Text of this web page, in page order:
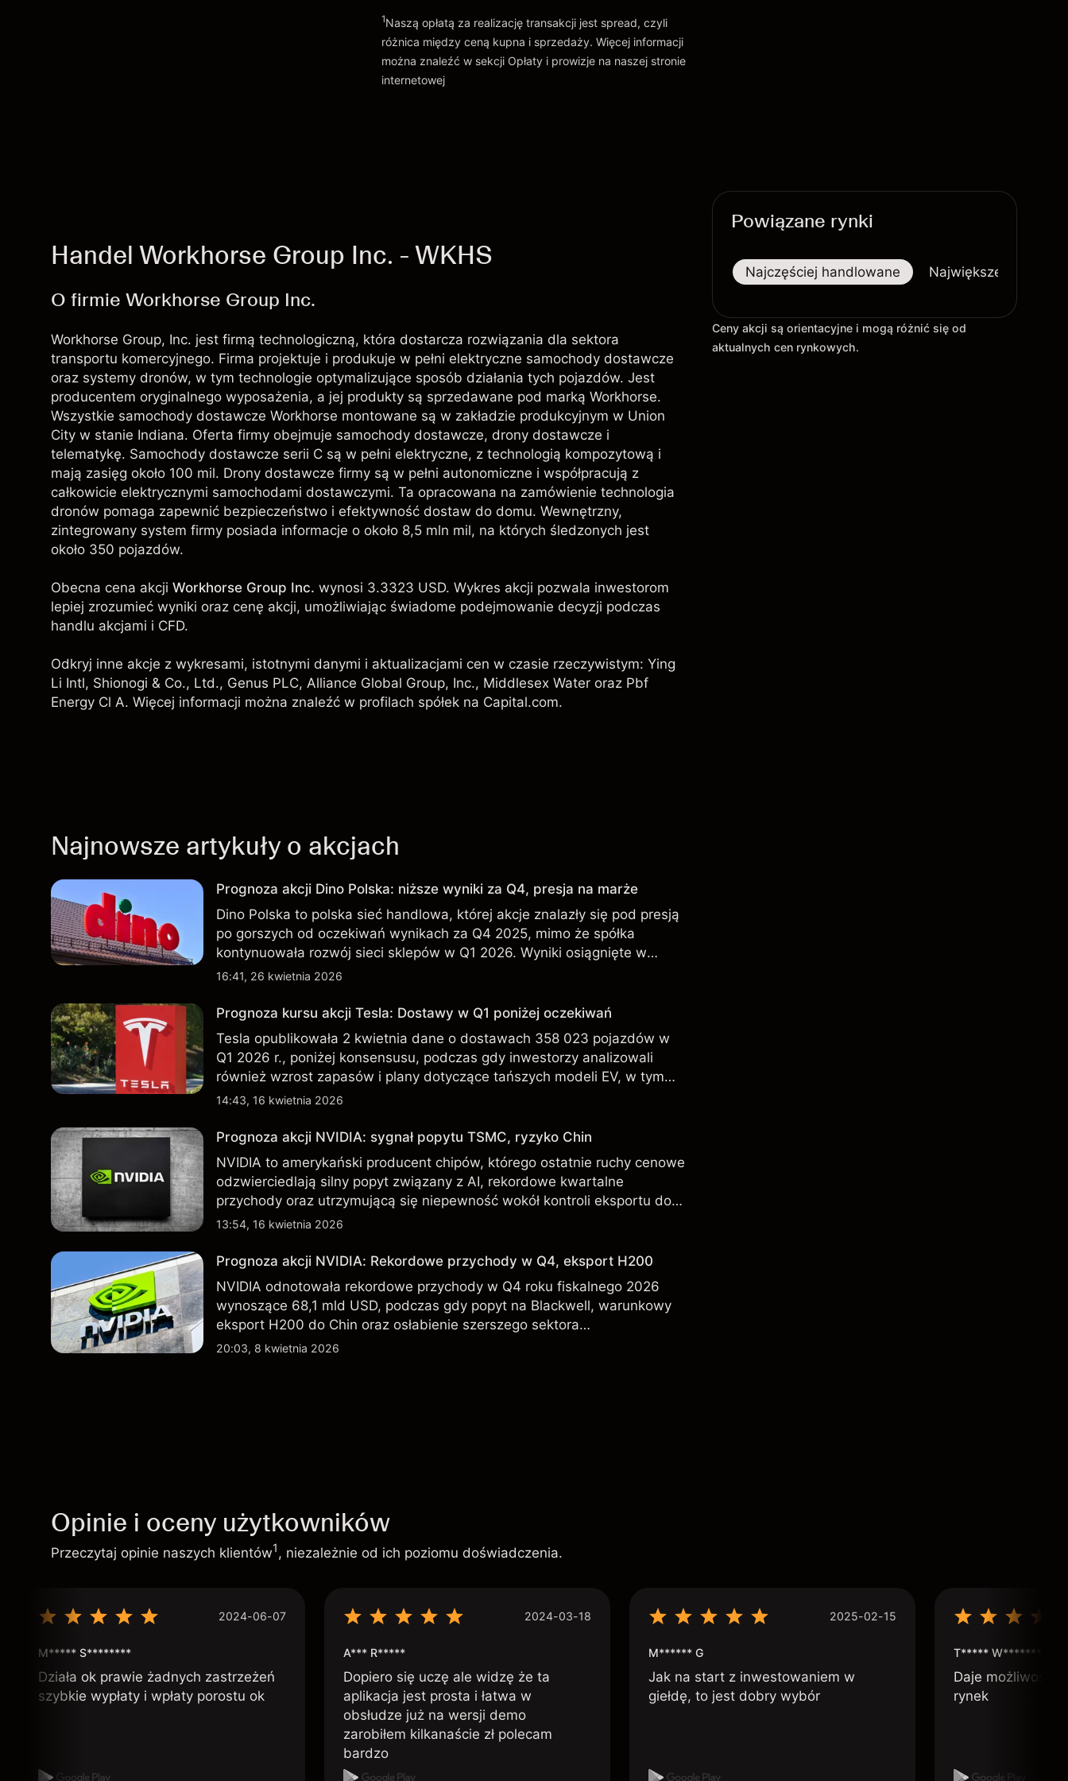
Opłaty i Prowizje
1Naszą opłatą za realizację transakcji jest spread, czyli
różnica między ceną kupna i sprzedaży. Więcej informacji
można znaleźć w sekcji Opłaty i prowizje na naszej stronie
internetowej
Handel Workhorse Group Inc. - WKHS
O firmie Workhorse Group Inc.
Workhorse Group, Inc. jest firmą technologiczną, która dostarcza rozwiązania dla sektora
transportu komercyjnego. Firma projektuje i produkuje w pełni elektryczne samochody dostawcze
oraz systemy dronów, w tym technologie optymalizujące sposób działania tych pojazdów. Jest
producentem oryginalnego wyposażenia, a jej produkty są sprzedawane pod marką Workhorse.
Wszystkie samochody dostawcze Workhorse montowane są w zakładzie produkcyjnym w Union
City w stanie Indiana. Oferta firmy obejmuje samochody dostawcze, drony dostawcze i
telematykę. Samochody dostawcze serii C są w pełni elektryczne, z technologią kompozytową i
mają zasięg około 100 mil. Drony dostawcze firmy są w pełni autonomiczne i współpracują z
całkowicie elektrycznymi samochodami dostawczymi. Ta opracowana na zamówienie technologia
dronów pomaga zapewnić bezpieczeństwo i efektywność dostaw do domu. Wewnętrzny,
zintegrowany system firmy posiada informacje o około 8,5 mln mil, na których śledzonych jest
około 350 pojazdów.
Obecna cena akcji Workhorse Group Inc. wynosi 3.3323 USD. Wykres akcji pozwala inwestorom
lepiej zrozumieć wyniki oraz cenę akcji, umożliwiając świadome podejmowanie decyzji podczas
handlu akcjami i CFD.
Odkryj inne akcje z wykresami, istotnymi danymi i aktualizacjami cen w czasie rzeczywistym: Ying
Li Intl, Shionogi & Co., Ltd., Genus PLC, Alliance Global Group, Inc., Middlesex Water oraz Pbf
Energy Cl A. Więcej informacji można znaleźć w profilach spółek na Capital.com.
Najnowsze artykuły o akcjach
Prognoza akcji Dino Polska: niższe wyniki za Q4, presja na marże
Dino Polska to polska sieć handlowa, której akcje znalazły się pod presją
po gorszych od oczekiwań wynikach za Q4 2025, mimo że spółka
kontynuowała rozwój sieci sklepów w Q1 2026. Wyniki osiągnięte w
przeszłości nie są wiarygodnym wskaźnikiem przyszłych rezultatów.
16:41, 26 kwietnia 2026
Prognoza kursu akcji Tesla: Dostawy w Q1 poniżej oczekiwań
Tesla opublikowała 2 kwietnia dane o dostawach 358 023 pojazdów w
Q1 2026 r., poniżej konsensusu, podczas gdy inwestorzy analizowali
również wzrost zapasów i plany dotyczące tańszych modeli EV, w tym
nowego SUV-a. Wyniki osiągnięte w przeszłości nie są wiarygodnym
14:43, 16 kwietnia 2026
Prognoza akcji NVIDIA: sygnał popytu TSMC, ryzyko Chin
NVIDIA to amerykański producent chipów, którego ostatnie ruchy cenowe
odzwierciedlają silny popyt związany z AI, rekordowe kwartalne
przychody oraz utrzymującą się niepewność wokół kontroli eksportu do
Chin. Poznaj cele NVDA od zewnętrznych analityków.
13:54, 16 kwietnia 2026
Prognoza akcji NVIDIA: Rekordowe przychody w Q4, eksport H200
NVIDIA odnotowała rekordowe przychody w Q4 roku fiskalnego 2026
wynoszące 68,1 mld USD, podczas gdy popyt na Blackwell, warunkowy
eksport H200 do Chin oraz osłabienie szerszego sektora
technologicznego nadal kształtują perspektywy akcji.
20:03, 8 kwietnia 2026
Powiązane rynki
Najczęściej handlowane Największe wzrosty
Ceny akcji są orientacyjne i mogą różnić się od
aktualnych cen rynkowych.
Opinie i oceny użytkowników
Przeczytaj opinie naszych klientów1, niezależnie od ich poziomu doświadczenia.
2024-06-07
M***** S********
Działa ok prawie żadnych zastrzeżeń
szybkie wypłaty i wpłaty porostu ok
2024-03-18
A*** R*****
Dopiero się uczę ale widzę że ta
aplikacja jest prosta i łatwa w
obsłudze już na wersji demo
zarobiłem kilkanaście zł polecam
bardzo
2025-02-15
M****** G
Jak na start z inwestowaniem w
giełdę, to jest dobry wybór
T*****
Daje możliwość
rynek